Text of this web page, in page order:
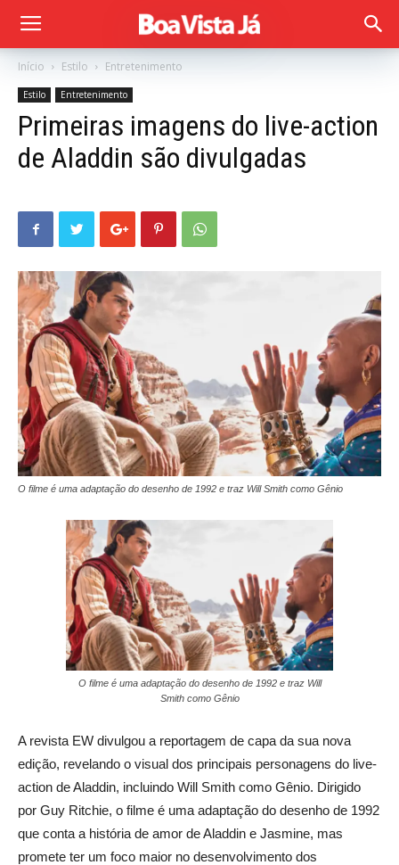
Início Estilo Entretenimento
Estilo Entretenimento
Primeiras imagens do live-action
de Aladdin são divulgadas
O filme é uma adaptação do desenho de 1992 e traz Will Smith como Gênio
O filme é uma adaptação do desenho de 1992 e traz Will
Smith como Gênio
A revista EW divulgou a reportagem de capa da sua nova
edição, revelando o visual dos principais personagens do live-
action de Aladdin, incluindo Will Smith como Gênio. Dirigido
por Guy Ritchie, o filme é uma adaptação do desenho de 1992
que conta a história de amor de Aladdin e Jasmine, mas
promete ter um foco maior no desenvolvimento dos